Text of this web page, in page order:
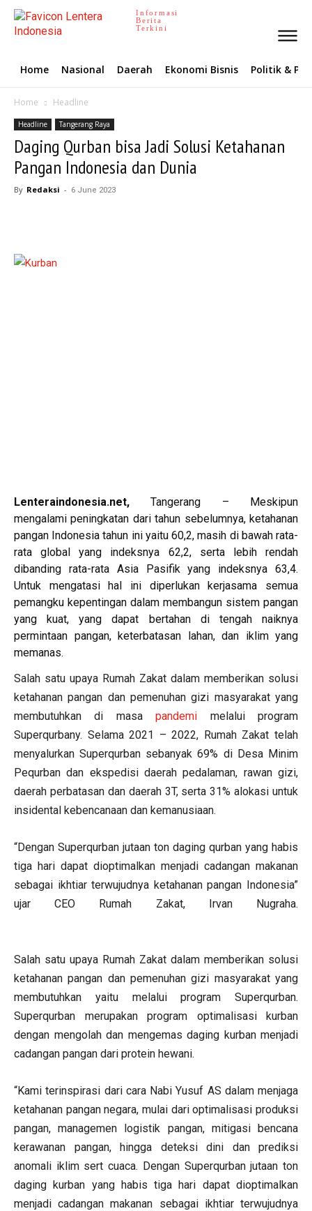
Informasi
Berita
Terkini
Home Nasional Daerah Ekonomi Bisnis Politik &
Home Headline
Headline Tangerang Raya
Daging Qurban bisa Jadi Solusi Ketahanan
Pangan Indonesia dan Dunia
By Redaksi - 6 June 2023
Lenteraindonesia.net, Tangerang – Meskipun
mengalami peningkatan dari tahun sebelumnya, ketahanan
pangan Indonesia tahun ini yaitu 60,2, masih di bawah rata-
rata global yang indeksnya 62,2, serta lebih rendah
dibanding rata-rata Asia Pasifik yang indeksnya 63,4.
Untuk mengatasi hal ini diperlukan kerjasama semua
pemangku kepentingan dalam membangun sistem pangan
yang kuat, yang dapat bertahan di tengah naiknya
permintaan pangan, keterbatasan lahan, dan iklim yang
memanas.
Salah satu upaya Rumah Zakat dalam memberikan solusi
ketahanan pangan dan pemenuhan gizi masyarakat yang
membutuhkan di masapandemi melalui program
Superqurbany. Selama 2021 – 2022, Rumah Zakat telah
menyalurkan Superqurban sebanyak 69% di Desa Minim
Pequrban dan ekspedisi daerah pedalaman, rawan gizi,
daerah perbatasan dan daerah 3T, serta 31% alokasi untuk
insidental kebencanaan dan kemanusiaan.
“Dengan Superqurban jutaan ton daging qurban yang habis
tiga hari dapat dioptimalkan menjadi cadangan makanan
sebagai ikhtiar terwujudnya ketahanan pangan Indonesia”
ujar CEO Rumah Zakat, Irvan Nugraha.
Salah satu upaya Rumah Zakat dalam memberikan solusi
ketahanan pangan dan pemenuhan gizi masyarakat yang
membutuhkan yaitu melalui program Superqurban.
Superqurban merupakan program optimalisasi kurban
dengan mengolah dan mengemas daging kurban menjadi
cadangan pangan dari protein hewani.
“Kami terinspirasi dari cara Nabi Yusuf AS dalam menjaga
ketahanan pangan negara, mulai dari optimalisasi produksi
pangan, managemen logistik pangan, mitigasi bencana
kerawanan pangan, hingga deteksi dini dan prediksi
anomali iklim sert cuaca. Dengan Superqurban jutaan ton
daging kurban yang habis tiga hari dapat dioptimalkan
menjadi cadangan makanan sebagai ikhtiar terwujudnya